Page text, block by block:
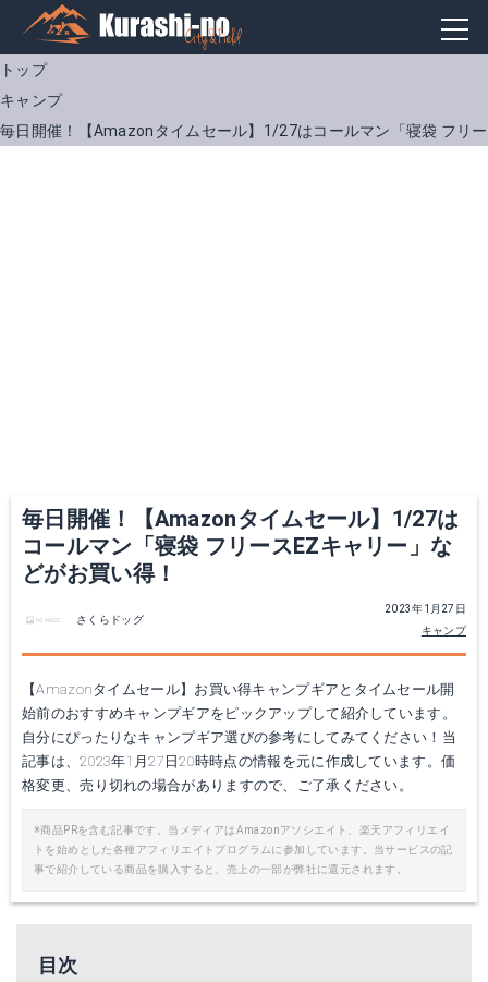
トップ
キャンプ
毎日開催！【Amazonタイムセール】1/27はコールマン「寝袋 フリ
毎日開催！【Amazonタイムセール】1/27は
コールマン「寝袋 フリースEZキャリー」な
どがお買い得！
2023年1月27日
キャンプ
さくらドッグ
【Amazonタイムセール】お買い得キャンプギアとタイムセール開
始前のおすすめキャンプギアをピックアップして紹介しています。
自分にぴったりなキャンプギア選びの参考にしてみてください！当
記事は、2023年1月27日20時時点の情報を元に作成しています。価
格変更、売り切れの場合がありますので、ご了承ください。
※商品PRを含む記事です。当メディアはAmazonアソシエイト、楽天アフィリエイ
トを始めとした各種アフィリエイトプログラムに参加しています。当サービスの記
事で紹介している商品を購入すると、売上の一部が弊社に還元されます。
目次